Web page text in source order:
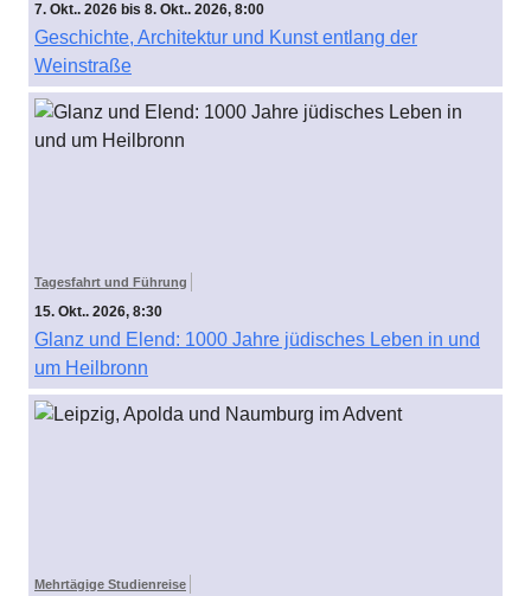
7. Okt.. 2026 bis 8. Okt.. 2026, 8:00
Geschichte, Architektur und Kunst entlang der
Weinstraße
Tagesfahrt und Führung
15. Okt.. 2026, 8:30
Glanz und Elend: 1000 Jahre jüdisches Leben in und
um Heilbronn
Mehrtägige Studienreise